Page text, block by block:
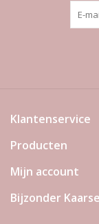
Klantenservice
Producten
Mijn account
Bijzonder